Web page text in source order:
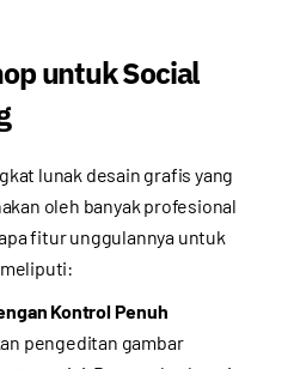
untuk Social
lunak desain grafis yang
oleh banyak profesional
fitur unggulannya untuk
Kontrol Penuh
pengeditan gambar